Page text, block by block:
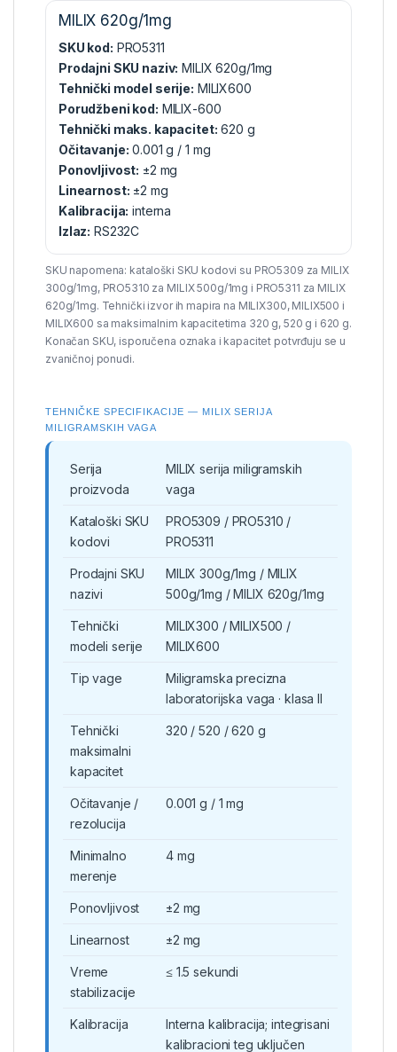
MILIX 620g/1mg
SKU kod: PRO5311
Prodajni SKU naziv: MILIX 620g/1mg
Tehnički model serije: MILIX600
Porudžbeni kod: MILIX-600
Tehnički maks. kapacitet: 620 g
Očitavanje: 0.001 g / 1 mg
Ponovljivost: ±2 mg
Linearnost: ±2 mg
Kalibracija: interna
Izlaz: RS232C
SKU napomena: kataloški SKU kodovi su PRO5309 za MILIX
300g/1mg, PRO5310 za MILIX 500g/1mg i PRO5311 za MILIX
620g/1mg. Tehnički izvor ih mapira na MILIX300, MILIX500 i
MILIX600 sa maksimalnim kapacitetima 320 g, 520 g i 620 g.
Konačan SKU, isporučena oznaka i kapacitet potvrđuju se u
zvaničnoj ponudi.
TEHNIČKE SPECIFIKACIJE — MILIX SERIJA
MILIGRAMSKIH VAGA
Serija
proizvoda
MILIX serija miligramskih
vaga
Kataloški SKU
kodovi
PRO5309 / PRO5310 /
PRO5311
Prodajni SKU
nazivi
MILIX 300g/1mg / MILIX
500g/1mg / MILIX 620g/1mg
Tehnički
modeli serije
MILIX300 / MILIX500 /
MILIX600
Tip vage
Miligramska precizna
laboratorijska vaga · klasa II
Tehnički
maksimalni
kapacitet
320 / 520 / 620 g
Očitavanje /
rezolucija
0.001 g / 1 mg
Minimalno
merenje
4 mg
Ponovljivost ±2 mg
Linearnost ±2 mg
Vreme
stabilizacije
≤ 1.5 sekundi
Kalibracija
Interna kalibracija; integrisani
kalibracioni teg uključen